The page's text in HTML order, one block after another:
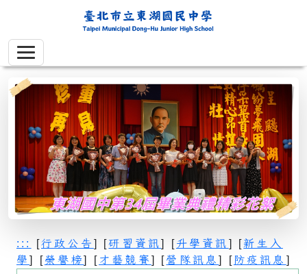
::: [行政公告 ] [研習資訊] [升學資訊 ] [新生入
學] [榮譽榜] [ 才藝競賽 ] [營隊訊息] [ 防疫訊息 ]